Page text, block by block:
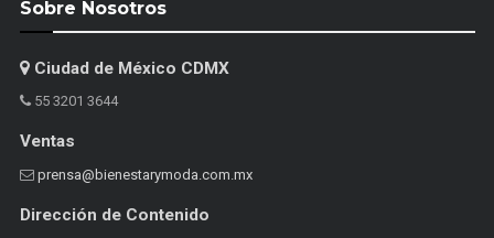
Sobre Nosotros
Ciudad de México CDMX
55 3201 3644
Ventas
prensa@bienestarymoda.com.mx
Dirección de Contenido